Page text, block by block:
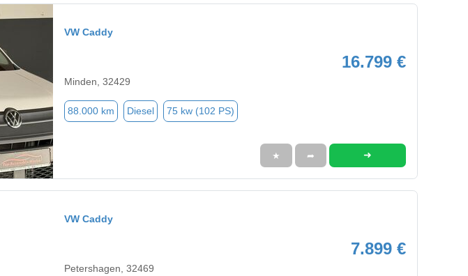
VW Caddy
16.799 €
Minden, 32429
88.000 km Diesel 75 kw (102 PS)
★ ➦ ➜
VW Caddy
7.899 €
Petershagen, 32469